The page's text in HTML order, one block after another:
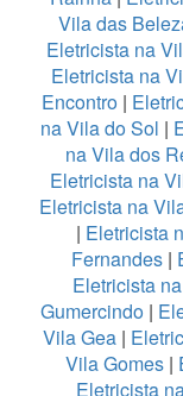
Vila das
Eletricista na
Eletricista na
Encontro|
na Vila do Sol |
na Vila dos
Eletricista na
Eletricista na
| Eletricista
Fernandes|
Eletricista
Gumercindo |
Vila Gea |
Vila Gomes |
Eletricista